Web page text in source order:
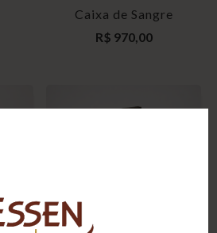
Caixa de Sangre
R$ 970,00